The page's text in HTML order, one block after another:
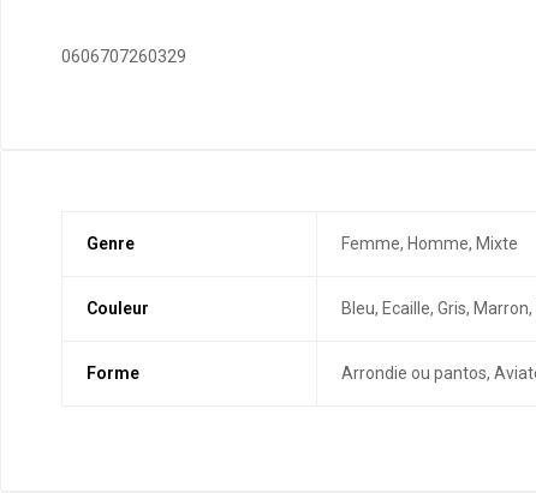
0606707260329
Genre Femme, Homme, Mixte
Couleur Bleu, Ecaille, Gris,
Forme Arrondie ou pantos,